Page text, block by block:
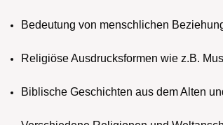
Bedeutung von menschlichen
Religiöse Ausdrucksformen wie z.B.
Biblische Geschichten aus dem Alten